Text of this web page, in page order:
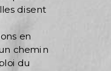
disent
en
chemin
du